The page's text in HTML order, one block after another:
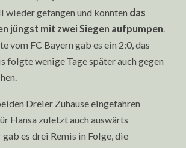
wieder gefangen und konnten das
jüngst mit zwei Siegen aufpumpen
vom FC Bayern gab es ein 2:0, das
folgte wenige Tage später auch gegen
Dreier Zuhause eingefahren
Hansa zuletzt auch auswärts
es drei Remis in Folge, die